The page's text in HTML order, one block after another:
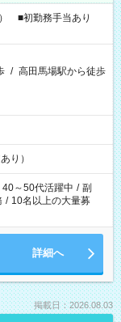
■初勤務手当あり
/ 高田馬場駅から徒歩
り）
40～50代活躍中 / 副
/ 10名以上の大量募
詳細へ
掲載日：2026.08.03